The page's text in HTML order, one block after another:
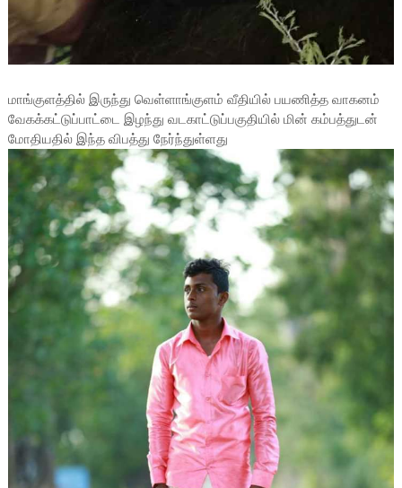
மாங்குளத்தில் இருந்து வெள்ளாங்குளம் வீதியில் பயணித்த வாகனம்
வேகக்கட்டுப்பாட்டை இழந்து வடகாட்டுப்பகுதியில் மின் கம்பத்துடன்
மோதியதில் இந்த விபத்து நேர்ந்துள்ளது